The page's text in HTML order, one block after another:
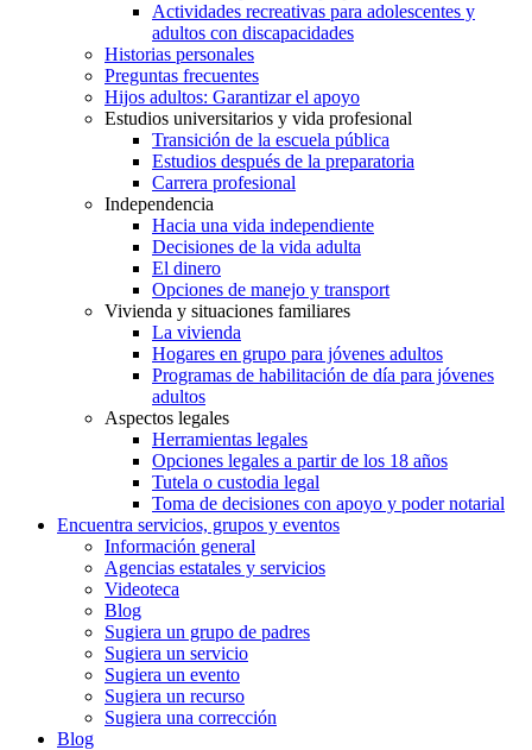
Actividades recreativas para adolescentes y
adultos con discapacidades
Historias personales
Preguntas frecuentes
Hijos adultos: Garantizar el apoyo
Estudios universitarios y vida profesional
Transición de la escuela pública
Estudios después de la preparatoria
Carrera profesional
Independencia
Hacia una vida independiente
Decisiones de la vida adulta
El dinero
Opciones de manejo y transport
Vivienda y situaciones familiares
La vivienda
Hogares en grupo para jóvenes adultos
Programas de habilitación de día para jóvenes
adultos
Aspectos legales
Herramientas legales
Opciones legales a partir de los 18 años
Tutela o custodia legal
Toma de decisiones con apoyo y poder notarial
Encuentra servicios, grupos y eventos
Información general
Agencias estatales y servicios
Videoteca
Blog
Sugiera un grupo de padres
Sugiera un servicio
Sugiera un evento
Sugiera un recurso
Sugiera una corrección
Blog